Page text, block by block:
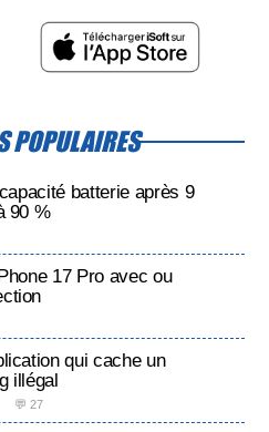
POPULAIRES
batterie après 9
90 %
17 Pro avec ou
qui cache un
illégal
💬 27